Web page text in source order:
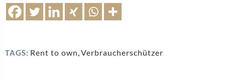
TAGS: Rent to own,Verbraucherschützer